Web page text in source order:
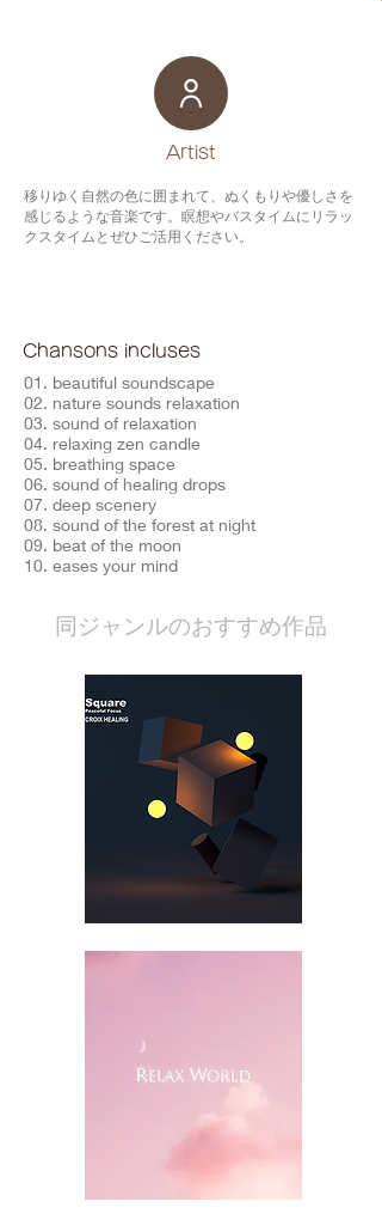
​Artist
移りゆく自然の色に囲まれて、ぬくもりや優しさを
感じるような音楽です。瞑想やバスタイムにリラッ
クスタイムとぜひご活用ください。
Chansons incluses
01. beautiful soundscape
02. nature sounds relaxation
03. sound of relaxation
04. relaxing zen candle
05. breathing space
06. sound of healing drops
07. deep scenery
08. sound of the forest at night
09. beat of the moon
10. eases your mind
​同ジャンルのおすすめ作品